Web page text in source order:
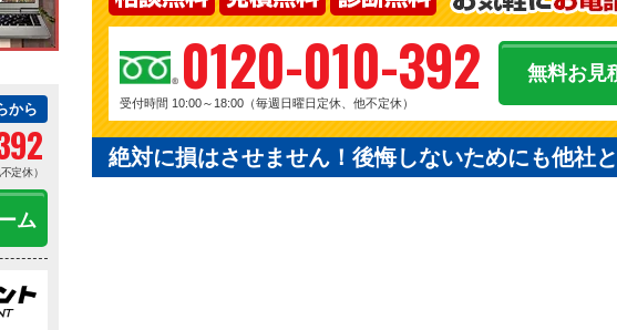
0120-010-392
受付時間 10:00～18:00（毎週日曜日定休、他不定休）
無料お見
絶対に損はさせません！後悔しないためにも他社
から
定休）
ム